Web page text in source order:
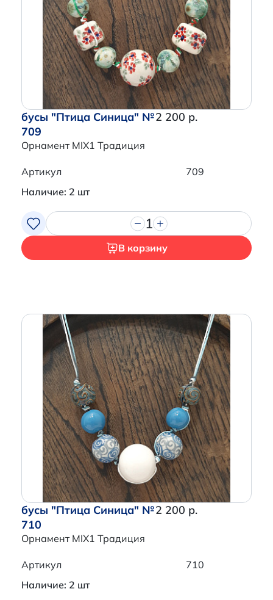
Итого:
Продолжить покупки
Перейти в корзину
бусы "Птица Синица" №
709
Орнамент MIX1 Традиция
2 200 р.
Артикул
709
Наличие: 2 шт
1
В корзину
бусы "Птица Синица" №
710
Орнамент MIX1 Традиция
2 200 р.
Артикул
710
Наличие: 2 шт